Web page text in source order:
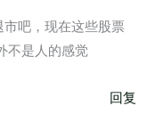
吧，现在这些股票
不是人的感觉
回复